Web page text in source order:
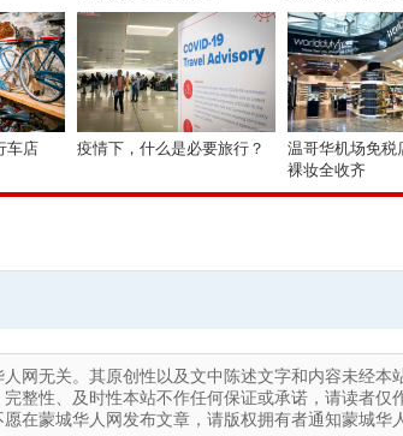
车店 疫情下，什么是必要旅行？
温哥华机场免税
裸妆全收齐
网无关。其原创性以及文中陈述文字和内容未经本
整性、及时性本站不作任何保证或承诺，请读者仅
在蒙城华人网发布文章，请版权拥有者通知蒙城华